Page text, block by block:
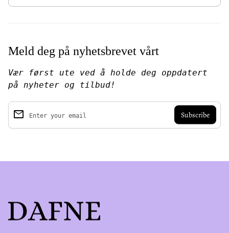
Meld deg på nyhetsbrevet vårt
Vær først ute ved å holde deg oppdatert
på nyheter og tilbud!
Enter your email
email